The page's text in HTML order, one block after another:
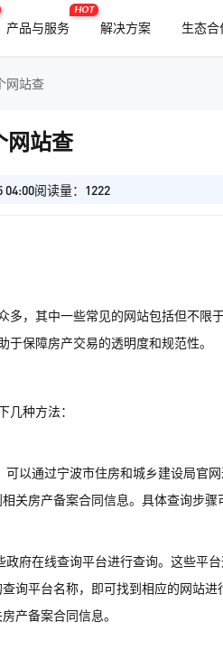
产品与服务
HOT
解决方案 生态合
网站查
网站查
04:00阅读量：1222
，其中一些常见的网站包括但不限
保障房产交易的透明度和规范性。
种方法：
以通过宁波市住房和城乡建设局官
关房产备案合同信息。具体查询步骤
府在线查询平台进行查询。这些平
询平台名称，即可找到相应的网站
产备案合同信息。